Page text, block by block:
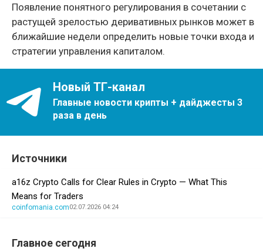
Появление понятного регулирования в сочетании с
растущей зрелостью деривативных рынков может в
ближайшие недели определить новые точки входа и
стратегии управления капиталом.
Новый ТГ-канал
Главные новости крипты + дайджесты 3
раза в день
Источники
a16z Crypto Calls for Clear Rules in Crypto — What This
Means for Traders
coinfomania.com02.07.2026 04:24
Главное сегодня